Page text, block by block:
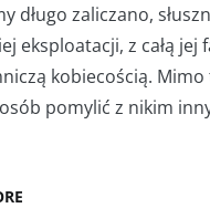
długo zaliczano,
eksploatacji, z całą jej
kobiecością.
pomylić z nikim